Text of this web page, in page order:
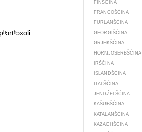
pʰɔrtʰɔxɑli
FINŠĆINA
FRANCOŠĆINA
FURLANŠĆINA
GEORGIŠĆINA
GRJEKŠĆINA
HORNJOSERBŠĆINA
IRŠĆINA
ISLANDŠĆINA
ITALŠĆINA
JENDŹELŠĆINA
KAŠUBŠĆINA
KATALANŠĆINA
KAZACHŠĆINA